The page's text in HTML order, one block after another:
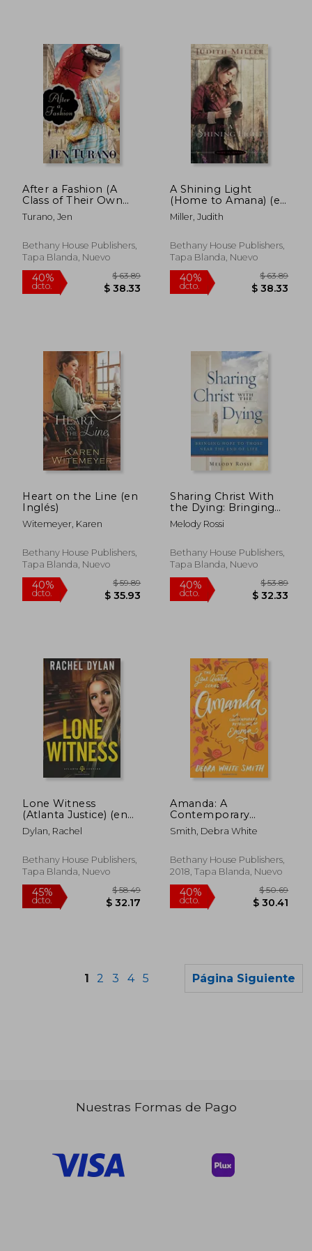
40%
dcto. $ 33.53
40%
dcto.
40%
dcto. $ 35.78
40%
dcto.
45%
dcto. $ 34.98
40%
dcto.
After a Fashion (A
Class of Their Own
Book #1) (en Inglés)
Turano, Jen
Bethany House Publishers,
Tapa Blanda, Nuevo
dcto. $ 38.33
A Shining Light
(Home to Amana) (en
Inglés)
Miller, Judith
Bethany House Publishers,
Tapa Blanda, Nuevo
dcto.
Heart on the Line (en
Inglés)
Witemeyer, Karen
Bethany House Publishers,
Tapa Blanda, Nuevo
Sharing Christ With
the Dying: Bringing
Hope To Those Near
The End Of Life
Melody Rossi
Bethany House Publishers,
Tapa Blanda, Nuevo
Lone Witness
(Atlanta Justice) (en
Inglés)
Dylan, Rachel
Bethany House Publishers,
Tapa Blanda, Nuevo
Amanda: A
Contemporary
Retelling of Emma
(The Jane Austen
Smith, Debra White
Bethany House Publishers,
2018, Tapa Blanda, Nuevo
1 2 3 4 5 Página Siguiente
Nuestras Formas de Pago